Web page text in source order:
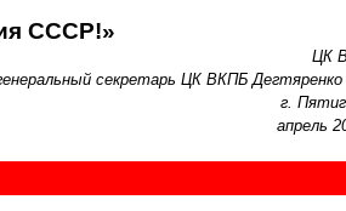
СССР!»
ЦК
секретарь ЦК ВКПБ Дегтяренко
г.
апрель